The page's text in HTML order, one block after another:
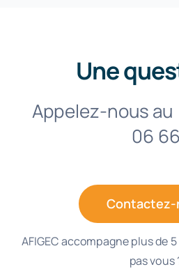
Une
Appelez-nous au
06 66
Contactez-
AFIGEC accompagne plus de
pas vous